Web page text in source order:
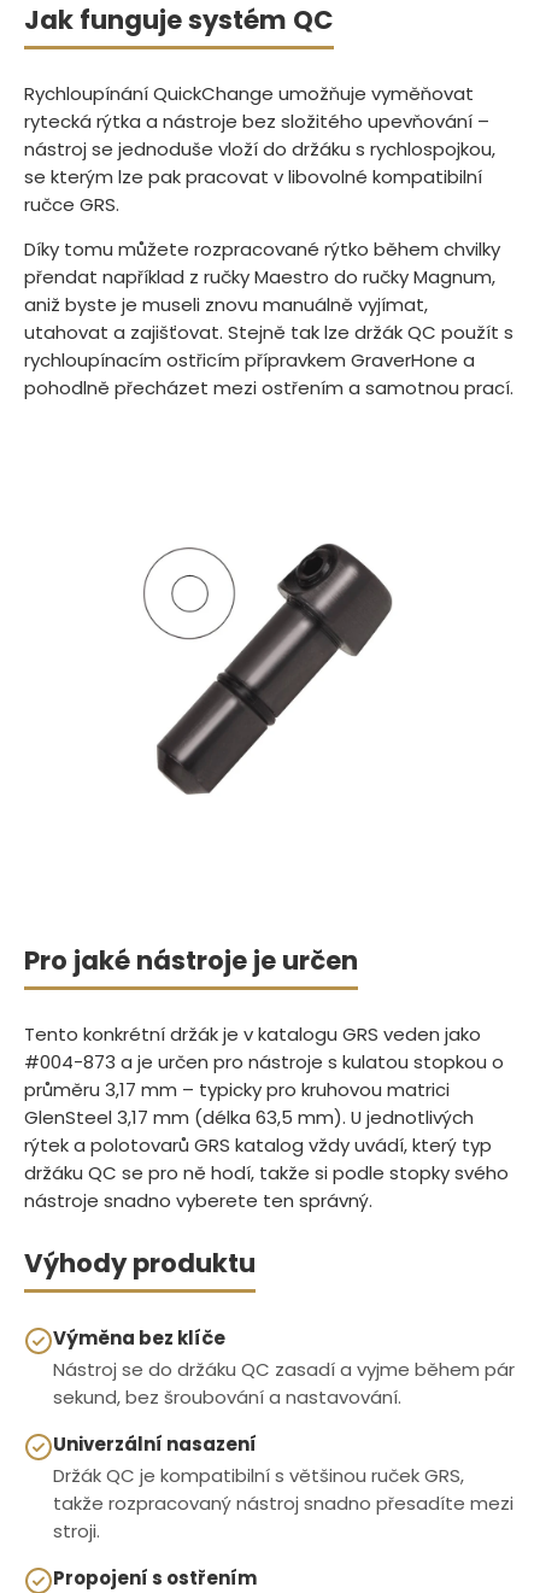
Jak funguje systém QC
Rychloupínání QuickChange umožňuje vyměňovat
rytecká rýtka a nástroje bez složitého upevňování –
nástroj se jednoduše vloží do držáku s rychlospojkou,
se kterým lze pak pracovat v libovolné kompatibilní
ručce GRS.
Díky tomu můžete rozpracované rýtko během chvilky
přendat například z ručky Maestro do ručky Magnum,
aniž byste je museli znovu manuálně vyjímat,
utahovat a zajišťovat. Stejně tak lze držák QC použít s
rychloupínacím ostřicím přípravkem GraverHone a
pohodlně přecházet mezi ostřením a samotnou prací.
Pro jaké nástroje je určen
Tento konkrétní držák je v katalogu GRS veden jako
#004-873 a je určen pro nástroje s kulatou stopkou o
průměru 3,17 mm – typicky pro kruhovou matrici
GlenSteel 3,17 mm (délka 63,5 mm). U jednotlivých
rýtek a polotovarů GRS katalog vždy uvádí, který typ
držáku QC se pro ně hodí, takže si podle stopky svého
nástroje snadno vyberete ten správný.
Výhody produktu
Výměna bez klíče
Nástroj se do držáku QC zasadí a vyjme během pár
sekund, bez šroubování a nastavování.
Univerzální nasazení
Držák QC je kompatibilní s většinou ruček GRS,
takže rozpracovaný nástroj snadno přesadíte mezi
stroji.
Propojení s ostřením